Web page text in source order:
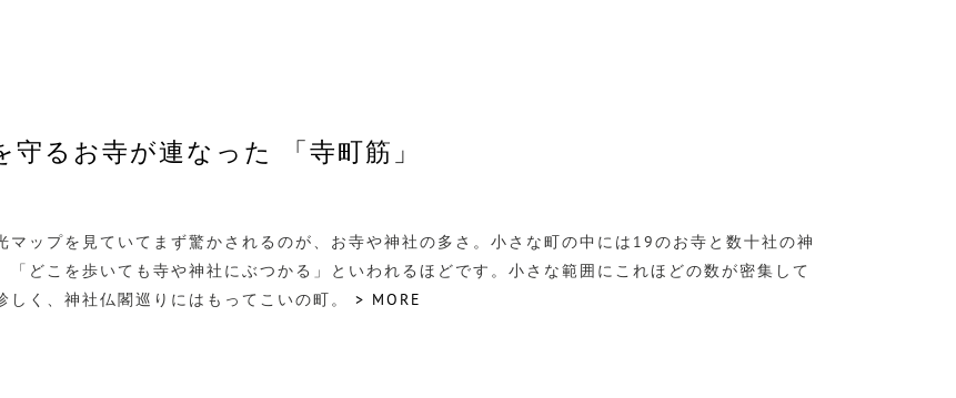
守るお寺が連なった 「寺町筋」
マップを見ていてまず驚かされるのが、お寺や神社の多さ。小さな町の中には19のお寺と数十社の神
「どこを歩いても寺や神社にぶつかる」といわれるほどです。小さな範囲にこれほどの数が密集して
しく、神社仏閣巡りにはもってこいの町。 > MORE